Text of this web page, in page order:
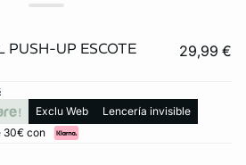
PUSH-UP ESCOTE
29,99 €
Exclu Web
Lencería invisible
30€ con